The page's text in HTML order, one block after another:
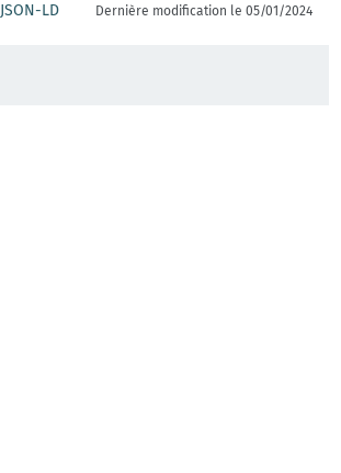
JSON-LD Dernière modification le 05/01/2024